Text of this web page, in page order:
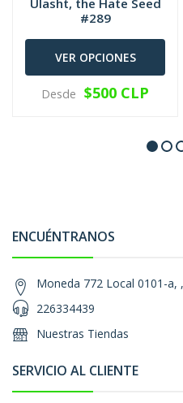
Ulasht, the Hate Seed
#289
VER OPCIONES
Desde $500 CLP
ENCUÉNTRANOS
Moneda 772 Local 0101-a,
226334439
Nuestras Tiendas
SERVICIO AL CLIENTE